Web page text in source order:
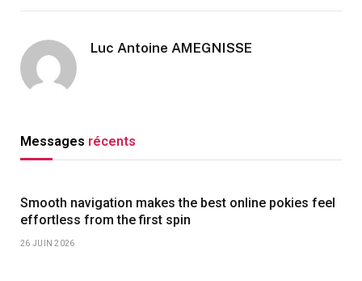
Luc Antoine AMEGNISSE
Messages récents
Smooth navigation makes the best online pokies feel
effortless from the first spin
26 JUIN 2026